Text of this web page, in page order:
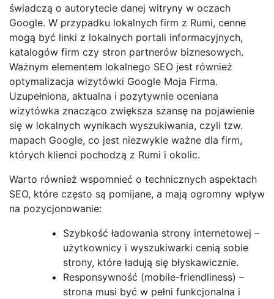
świadczą o autorytecie danej witryny w oczach
Google. W przypadku lokalnych firm z Rumi, cenne
mogą być linki z lokalnych portali informacyjnych,
katalogów firm czy stron partnerów biznesowych.
Ważnym elementem lokalnego SEO jest również
optymalizacja wizytówki Google Moja Firma.
Uzupełniona, aktualna i pozytywnie oceniana
wizytówka znacząco zwiększa szansę na pojawienie
się w lokalnych wynikach wyszukiwania, czyli tzw.
mapach Google, co jest niezwykle ważne dla firm,
których klienci pochodzą z Rumi i okolic.
Warto również wspomnieć o technicznych aspektach
SEO, które często są pomijane, a mają ogromny wpływ
na pozycjonowanie:
Szybkość ładowania strony internetowej –
użytkownicy i wyszukiwarki cenią sobie
strony, które ładują się błyskawicznie.
Responsywność (mobile-friendliness) –
strona musi być w pełni funkcjonalna i